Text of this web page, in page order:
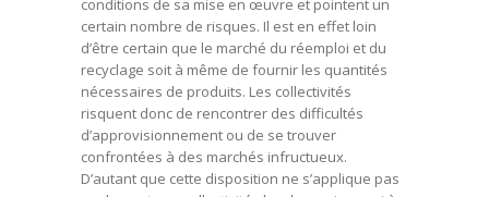
conditions de sa mise en œuvre et pointent un
certain nombre de risques. Il est en effet loin
d’être certain que le marché du réemploi et du
recyclage soit à même de fournir les quantités
nécessaires de produits. Les collectivités
risquent donc de rencontrer des difficultés
d’approvisionnement ou de se trouver
confrontées à des marchés infructueux.
D’autant que cette disposition ne s’applique pas